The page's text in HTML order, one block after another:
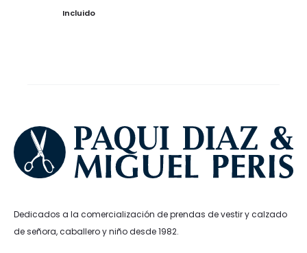
precio
Incluido
Dedicados a la comercialización de prendas de vestir y calzado
de señora, caballero y niño desde 1982.